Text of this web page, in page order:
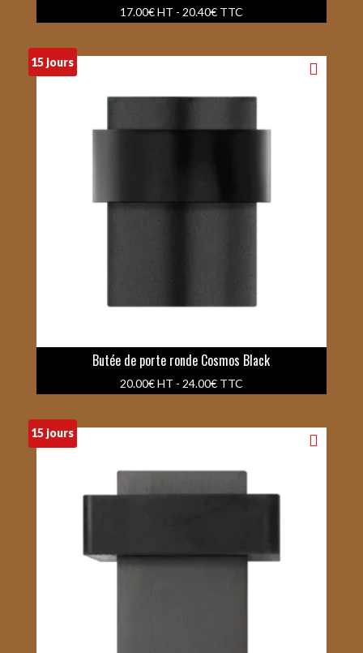
17.00€HT - 20.40€TTC
15 jours
Butée de porte ronde Cosmos Black
20.00€HT - 24.00€TTC
15 jours